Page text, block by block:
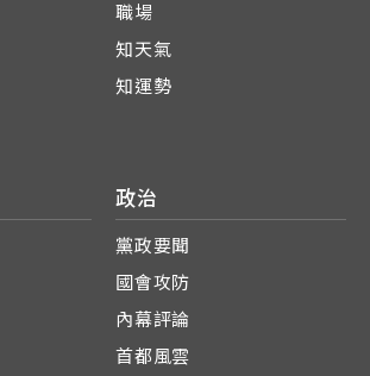
職場
知天氣
知運勢
政治
黨政要聞
國會攻防
內幕評論
首都風雲